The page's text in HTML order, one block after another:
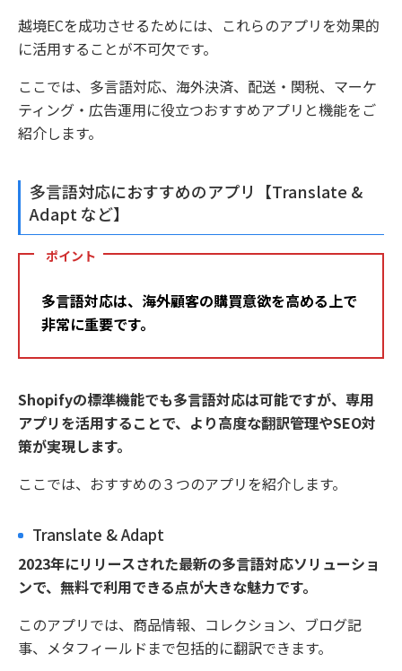
越境ECを成功させるためには、これらのアプリを効果的
に活用することが不可欠です。
ここでは、多言語対応、海外決済、配送・関税、マーケ
ティング・広告運用に役立つおすすめアプリと機能をご
紹介します。
多言語対応におすすめのアプリ【Translate &
Adapt など】
ポイント
多言語対応は、海外顧客の購買意欲を高める上で
非常に重要です。
Shopifyの標準機能でも多言語対応は可能ですが、専用
アプリを活用することで、より高度な翻訳管理やSEO対
策が実現します。
ここでは、おすすめの３つのアプリを紹介します。
Translate & Adapt
2023年にリリースされた最新の多言語対応ソリューショ
ンで、無料で利用できる点が大きな魅力です。
このアプリでは、商品情報、コレクション、ブログ記
事、メタフィールドまで包括的に翻訳できます。